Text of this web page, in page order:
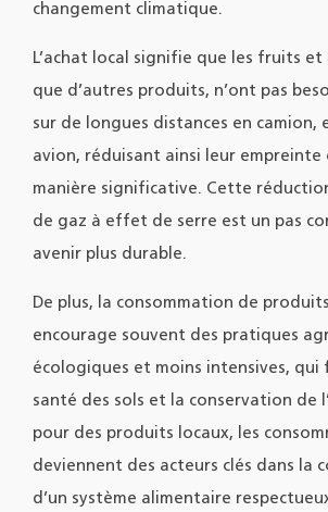
changement climatique.
L’achat local signifie que les fruits et
que d’autres produits, n’ont pas
sur de longues distances en camion,
avion, réduisant ainsi leur empreinte
manière significative. Cette
de gaz à effet de serre est un pas
avenir plus durable.
De plus, la consommation de
encourage souvent des pratiques
écologiques et moins intensives, qui
santé des sols et la conservation de
pour des produits locaux, les
deviennent des acteurs clés dans la
d’un système alimentaire